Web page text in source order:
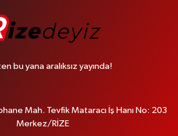
bu yana aralıksız yayında!
Mah. Tevfik Mataracı İş Hanı No: 203
Merkez/RİZE